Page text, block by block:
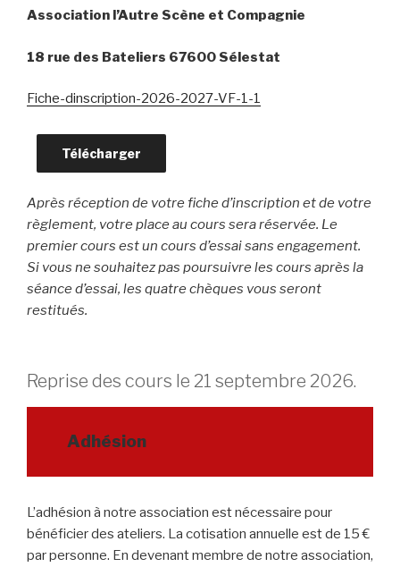
Association l’Autre Scène et Compagnie
18 rue des Bateliers 67600 Sélestat
Fiche-dinscription-2026-2027-VF-1-1
Télécharger
Après réception de votre fiche d’inscription et de votre
règlement, votre place au cours sera réservée. Le
premier cours est un cours d’essai sans engagement.
Si vous ne souhaitez pas poursuivre les cours après la
séance d’essai, les quatre chèques vous seront
restitués.
Reprise des cours le 21 septembre 2026.
Adhésion
L’adhésion à notre association est nécessaire pour
bénéficier des ateliers. La cotisation annuelle est de 15 €
par personne. En devenant membre de notre association,